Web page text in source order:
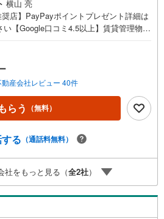
横山 亮
奨店】PayPayポイントプレゼント詳細は
い【Google口コミ4.5以上】賃貸管理物件
ションを購入する際、最大のリスクは
回りがいくら高かろうとも、空室が続
描いた餅になってしまいます。弊社で
ンは、人気エリアのお薦め物件はもち
アのニーズに合った人気のお部屋等、賃
フの培ってきた知識と経験を基に物件を
ください。掲載されている物件は、弊社
。※記載賃料等の収入や利回りは、将来に
とを保証するものではありません。※賃
賃貸中のものについては現在の賃料等
有者居住中等のものについては、周辺の
満室時を想定して表示しています。
動産会社レビュー 40件
らう （無料）
る （通話料無料）
社をもっと見る（全2社）